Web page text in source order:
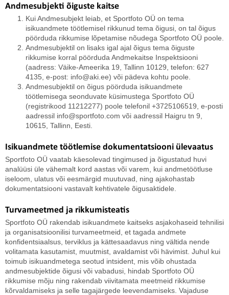
Andmesubjekti õiguste kaitse
Kui Andmesubjekt leiab, et Sportfoto OÜ on tema
isikuandmete töötlemisel rikkunud tema õigusi, on tal õigus
pöörduda rikkumise lõpetamise nõudega Sportfoto OÜ poole.
Andmesubjektil on lisaks igal ajal õigus tema õiguste
rikkumise korral pöörduda Andmekaitse Inspektsiooni
(aadress: Väike-Ameerika 19, Tallinn 10129, telefon: 627
4135, e-post: info@aki.ee) või pädeva kohtu poole.
Andmesubjektil on õigus pöörduda isikuandmete
töötlemisega seonduvate küsimustega Sportfoto OÜ
(registrikood 11212277) poole telefonil +3725106519, e-posti
aadressil info@sportfoto.com või aadressil Haigru tn 9,
10615, Tallinn, Eesti.
Isikuandmete töötlemise dokumentatsiooni ülevaatus
Sportfoto OÜ vaatab käesolevad tingimused ja õigustatud huvi
analüüsi üle vähemalt kord aastas või varem, kui andmetöötluse
iseloom, ulatus või eesmärgid muutuvad, ning ajakohastab
dokumentatsiooni vastavalt kehtivatele õigusaktidele.
Turvameetmed ja rikkumisteatis
Sportfoto OÜ rakendab isikuandmete kaitseks asjakohaseid tehnilisi
ja organisatsioonilisi turvameetmeid, et tagada andmete
konfidentsiaalsus, terviklus ja kättesaadavus ning vältida nende
volitamata kasutamist, muutmist, avaldamist või hävimist. Juhul kui
toimub isikuandmetega seotud intsident, mis võib ohustada
andmesubjektide õigusi või vabadusi, hindab Sportfoto OÜ
rikkumise mõju ning rakendab viivitamata meetmeid rikkumise
kõrvaldamiseks ja selle tagajärgede leevendamiseks. Vajaduse